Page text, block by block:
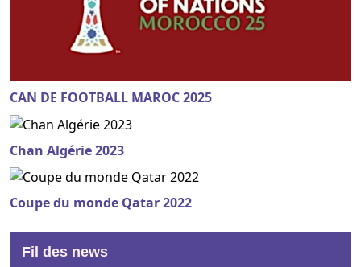
CAN DE FOOTBALL MAROC 2025
Chan Algérie 2023
Coupe du monde Qatar 2022
Fil des news